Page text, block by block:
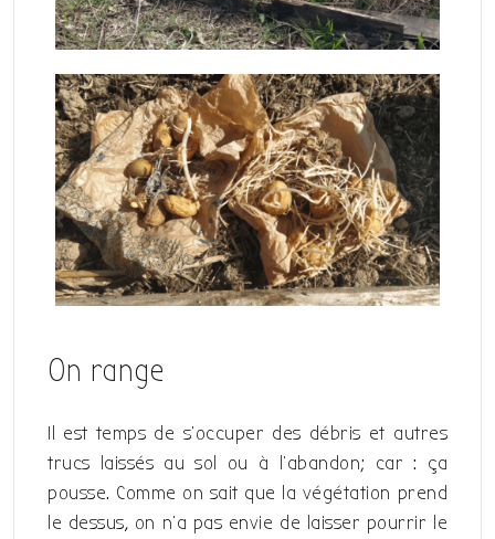
On range
Il est temps de s’occuper des débris et autres
trucs laissés au sol ou à l’abandon; car : ça
pousse. Comme on sait que la végétation prend
le dessus, on n’a pas envie de laisser pourrir le